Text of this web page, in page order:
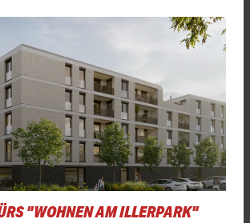
"WOHNEN AM ILLERPARK"